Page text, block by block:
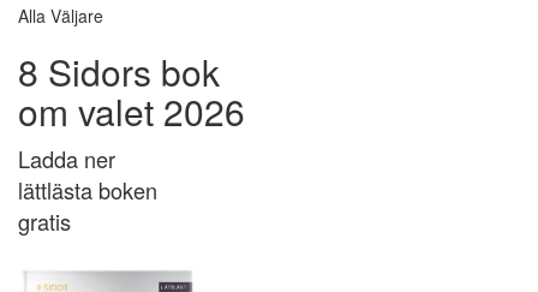
Alla Väljare
8 Sidors bok
om valet 2026
Ladda ner
lättlästa boken
gratis